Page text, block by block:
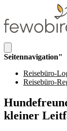
Seitennavigation"
Reisebüro-
Reisebüro-
kleiner